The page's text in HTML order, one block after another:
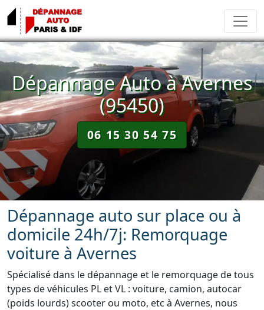
Dépannage Auto à Avernes
(95450)
06 15 30 54 75
Dépannage auto sur place ou à
domicile 24h/7j: Remorquage
voiture à Avernes
Spécialisé dans le dépannage et le remorquage de tous
types de véhicules PL et VL : voiture, camion, autocar
(poids lourds) scooter ou moto, etc à Avernes, nous